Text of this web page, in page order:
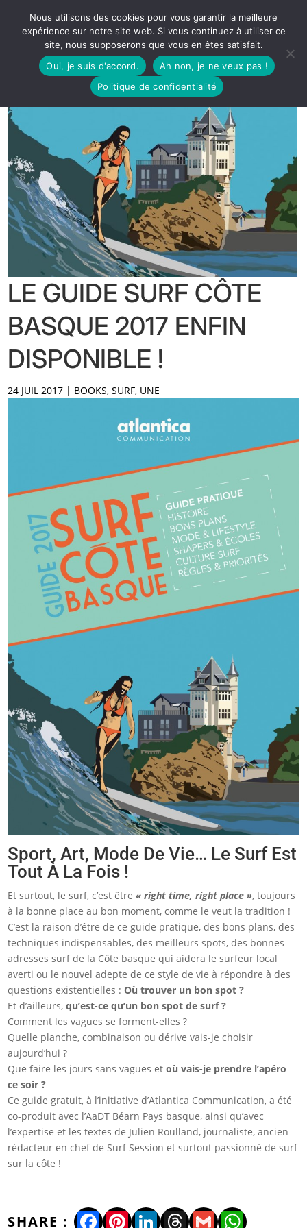
LE GUIDE SURF CÔTE
BASQUE 2017 ENFIN
DISPONIBLE !
24 JUIL 2017 | BOOKS,SURF, UNE
Sport, Art, Mode De Vie… Le Surf Est
Tout À La Fois !
Et surtout, le surf, c’est être « right time, right place », toujours
à la bonne place au bon moment, comme le veut la tradition !
C’est la raison d’être de ce guide pratique, des bons plans, des
techniques indispensables, des meilleurs spots, des bonnes
adresses surf de la Côte basque qui aidera le surfeur local
averti ou le nouvel adepte de ce style de vie à répondre à des
questions existentielles :Où trouver un bon spot ?
Et d’ailleurs,qu’est-ce qu’un bon spot de surf ?
Comment les vagues se forment-elles ?
Quelle planche, combinaison ou dérive vais-je choisir
aujourd’hui ?
Que faire les jours sans vagues et où vais-je prendre l’apéro
ce soir ?
Ce guide gratuit, à l’initiative d’Atlantica Communication, a été
co-produit avec l’AaDT Béarn Pays basque, ainsi qu’avec
l’expertise et les textes de Julien Roulland, journaliste, ancien
rédacteur en chef de Surf Session et surtout passionné de surf
sur la côte !
Facebook
Pinterest
LinkedIn
Threads
Gmail
Nous utilisons des cookies pour vous garantir la meilleure
expérience sur notre site web. Si vous continuez à utiliser ce
site, nous supposerons que vous en êtes satisfait.
Oui, je suis d'accord.
Ah non, je ne veux pas !
Politique de confidentialité